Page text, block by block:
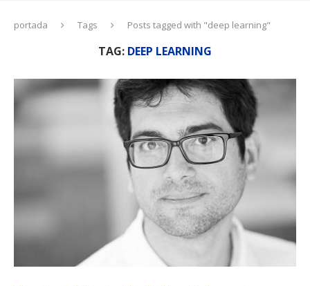
portada Tags Posts tagged with "deep learning"
TAG: DEEP LEARNING